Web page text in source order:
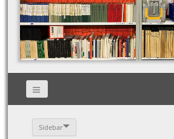
Sidebar